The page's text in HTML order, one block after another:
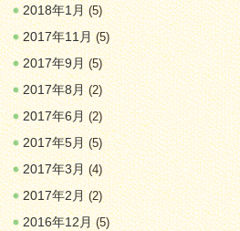
2018年1月(5)
2017年11月(5)
2017年9月(5)
2017年8月(2)
2017年6月(2)
2017年5月(5)
2017年3月(4)
2017年2月(2)
2016年12月(5)